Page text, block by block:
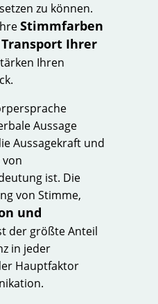
zu können.
Stimmfarben
Ihrer
Ihren
Aussage
Aussagekraft und
ist. Die
von Stimme,
und
der größte Anteil
in jeder
Hauptfaktor